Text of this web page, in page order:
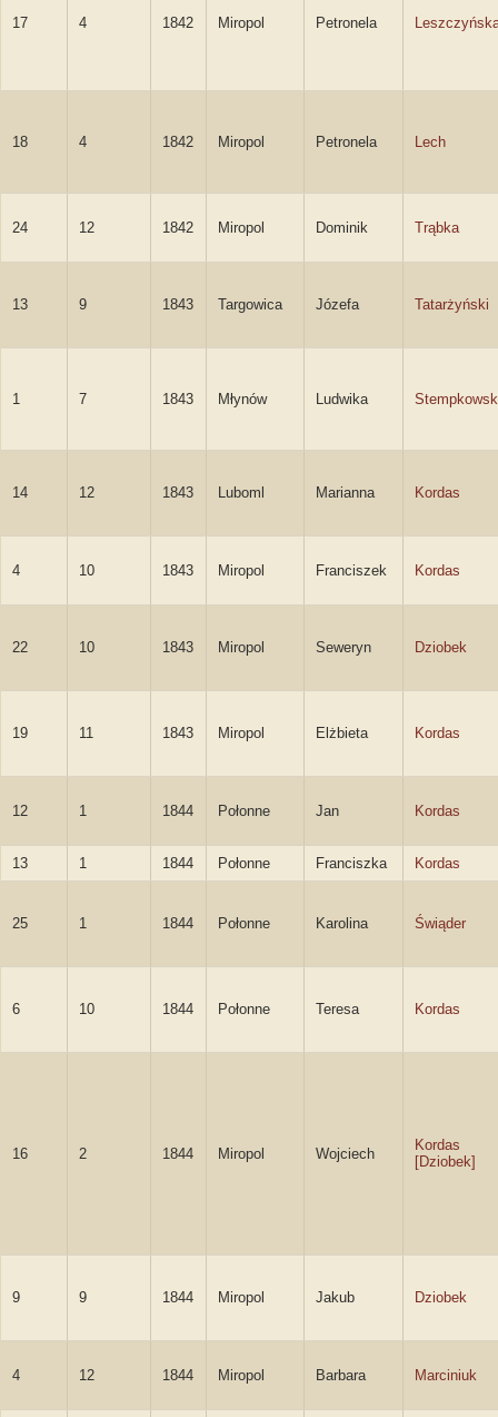
17 4 1842 Miropol Petronela
18 4 1842 Miropol Petronela Lech
24 12 1842 Miropol Dominik Trąbka
13 9 1843 Targowica Józefa Tatarżyński
1 7 1843 Młynów Ludwika
14 12 1843 Luboml Marianna Kordas
4 10 1843 Miropol Franciszek Kordas
22 10 1843 Miropol Seweryn Dziobek
19 11 1843 Miropol Elżbieta Kordas
12 1 1844 Połonne Jan Kordas
13 1 1844 Połonne Franciszka Kordas
25 1 1844 Połonne Karolina Świąder
6 10 1844 Połonne Teresa Kordas
16 2 1844 Miropol Wojciech
Kordas
[Dziobek]
9 9 1844 Miropol Jakub Dziobek
4 12 1844 Miropol Barbara Marciniuk